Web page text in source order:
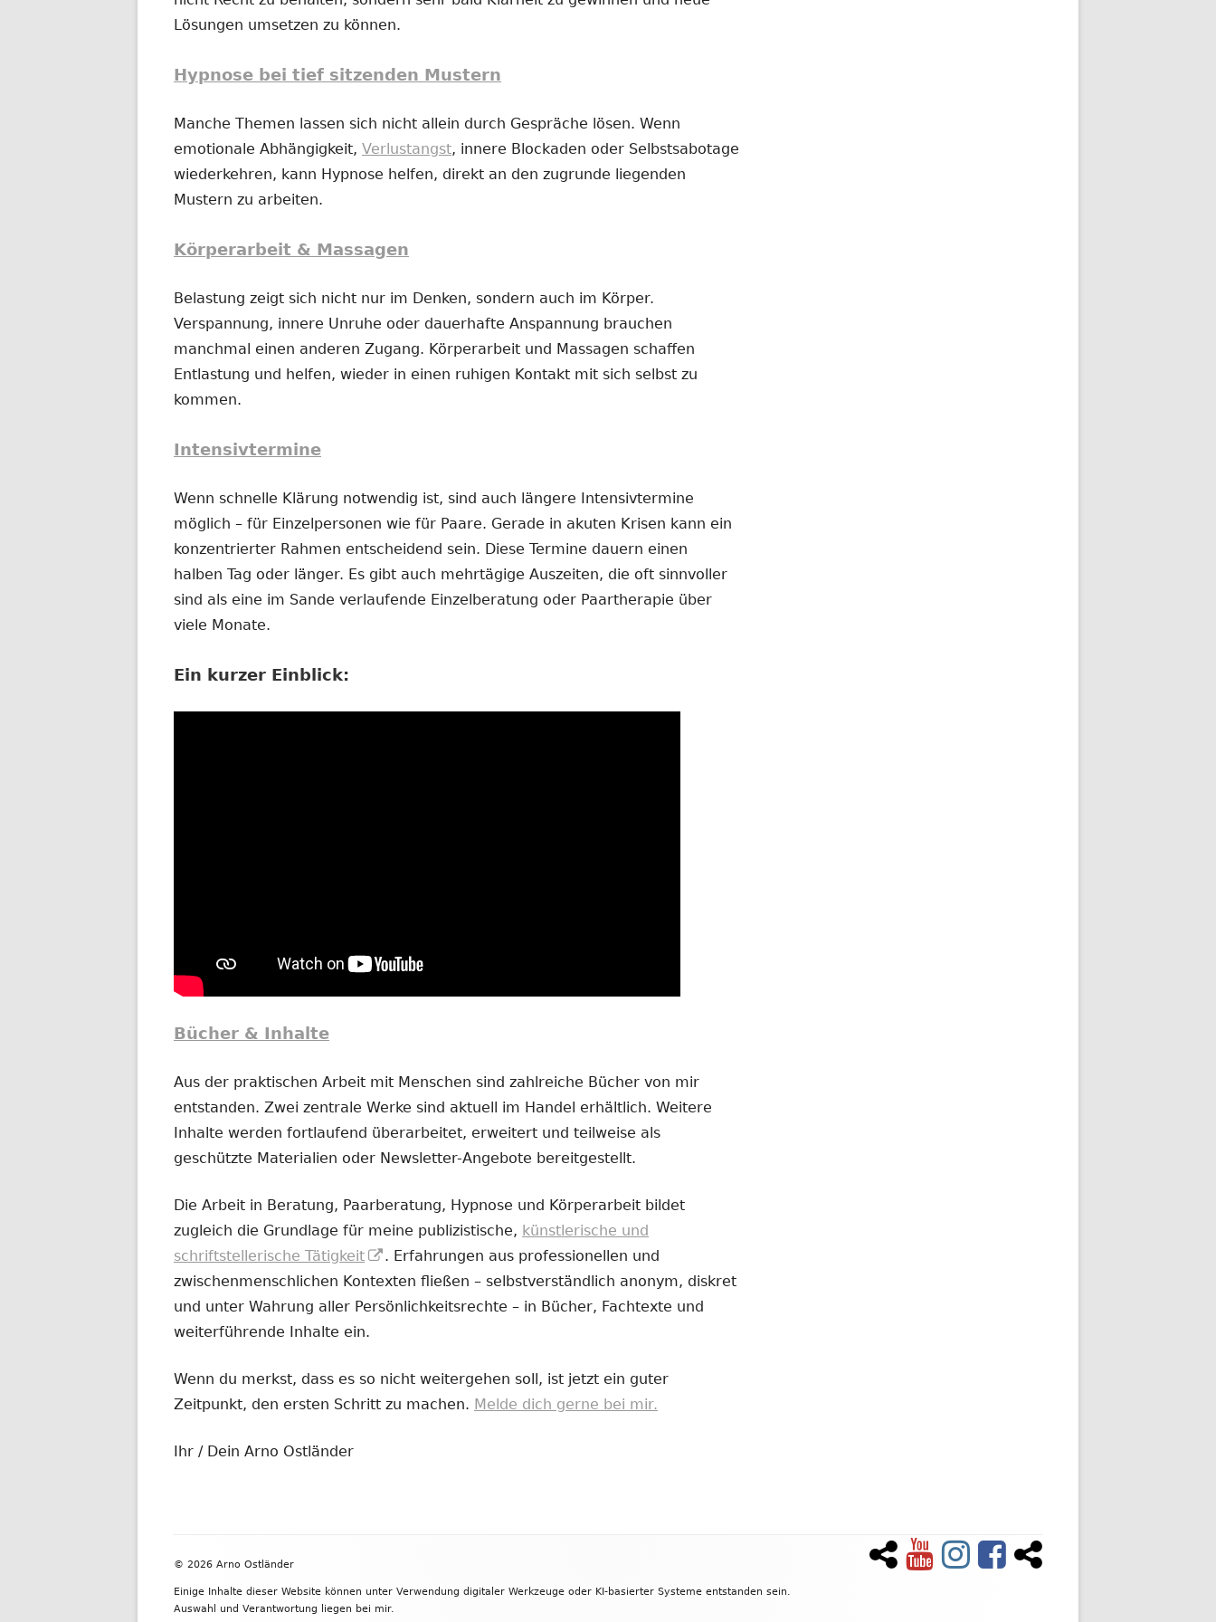
Lösungen umsetzen zu können.
Hypnose bei tief sitzenden Mustern
Manche Themen lassen sich nicht allein durch Gespräche lösen. Wenn
emotionale Abhängigkeit, Verlustangst, innere Blockaden oder Selbstsabotage
wiederkehren, kann Hypnose helfen, direkt an den zugrunde liegenden
Mustern zu arbeiten.
Körperarbeit & Massagen
Belastung zeigt sich nicht nur im Denken, sondern auch im Körper.
Verspannung, innere Unruhe oder dauerhafte Anspannung brauchen
manchmal einen anderen Zugang. Körperarbeit und Massagen schaffen
Entlastung und helfen, wieder in einen ruhigen Kontakt mit sich selbst zu
kommen.
Intensivtermine
Wenn schnelle Klärung notwendig ist, sind auch längere Intensivtermine
möglich – für Einzelpersonen wie für Paare. Gerade in akuten Krisen kann ein
konzentrierter Rahmen entscheidend sein. Diese Termine dauern einen
halben Tag oder länger. Es gibt auch mehrtägige Auszeiten, die oft sinnvoller
sind als eine im Sande verlaufende Einzelberatung oder Paartherapie über
viele Monate.
Ein kurzer Einblick:
Bücher & Inhalte
Aus der praktischen Arbeit mit Menschen sind zahlreiche Bücher von mir
entstanden. Zwei zentrale Werke sind aktuell im Handel erhältlich. Weitere
Inhalte werden fortlaufend überarbeitet, erweitert und teilweise als
geschützte Materialien oder Newsletter-Angebote bereitgestellt.
Die Arbeit in Beratung, Paarberatung, Hypnose und Körperarbeit bildet
zugleich die Grundlage für meine publizistische, künstlerische und
schriftstellerische Tätigkeit
In
neuem
Fenster
. Erfahrungen aus professionellen und
zwischenmenschlichen Kontexten fließen – selbstverständlich anonym, diskret
und unter Wahrung aller Persönlichkeitsrechte – in Bücher, Fachtexte und
weiterführende Inhalte ein.
Wenn du merkst, dass es so nicht weitergehen soll, ist jetzt ein guter
Zeitpunkt, den ersten Schritt zu machen. Melde dich gerne bei mir.
Ihr / Dein Arno Ostländer
Inhalt
© 2026 Arno Ostländer
Einige Inhalte dieser Website können unter Verwendung digitaler Werkzeuge oder KI-basierter Systeme entstanden sein.
Auswahl und Verantwortung liegen bei mir.
NewsletterYouTubeInstagramFacebookTiktok